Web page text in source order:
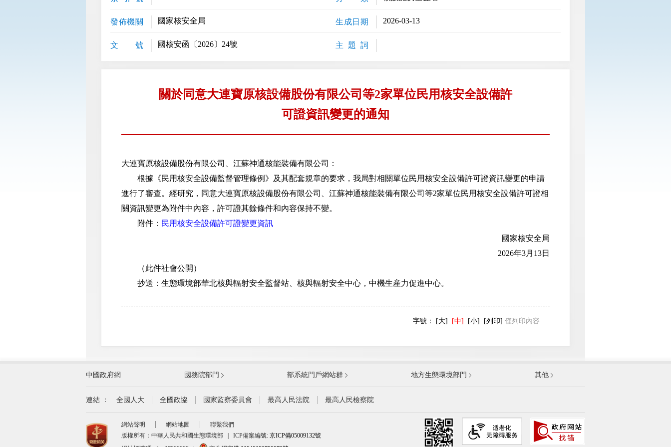
發佈機關 國家核安全局 生成日期 2026-03-13
文 號 國核安函〔2026〕24號 主 題 詞
關於同意大連寶原核設備股份有限公司等2家單位民用核安全設備許
可證資訊變更的通知
大連寶原核設備股份有限公司、江蘇神通核能裝備有限公司：
根據《民用核安全設備監督管理條例》及其配套規章的要求，我局對相關單位民用核安全設備許可證資訊變更的申請
進行了審查。經研究，同意大連寶原核設備股份有限公司、江蘇神通核能裝備有限公司等2家單位民用核安全設備許可證相
關資訊變更為附件中內容，許可證其餘條件和內容保持不變。
附件： 民用核安全設備許可證變更資訊
國家核安全局
2026年3月13日
（此件社會公開）
抄送：生態環境部華北核與輻射安全監督站、核與輻射安全中心，中機生産力促進中心。
字號： [大] [中] [小] [列印] 僅列印內容
外交部 國防部
國家發展和改革委員會
國家民族事務委員會
公安部
司法部
財政部
人力資源和社會保障部
自然資源部
住房和城鄉建設部
交通運輸部
水利部 農業農村部
中國政府網 國務院部門 部系統門戶網站群 地方生態環境部門 其他
連結 ： 全國人大 全國政協 國家監察委員會 最高人民法院 最高人民檢察院
網站聲明 網站地圖
聯繫我們
版權所有：中華人民共和國生態環境部
ICP備案編號: 京ICP備05009132號